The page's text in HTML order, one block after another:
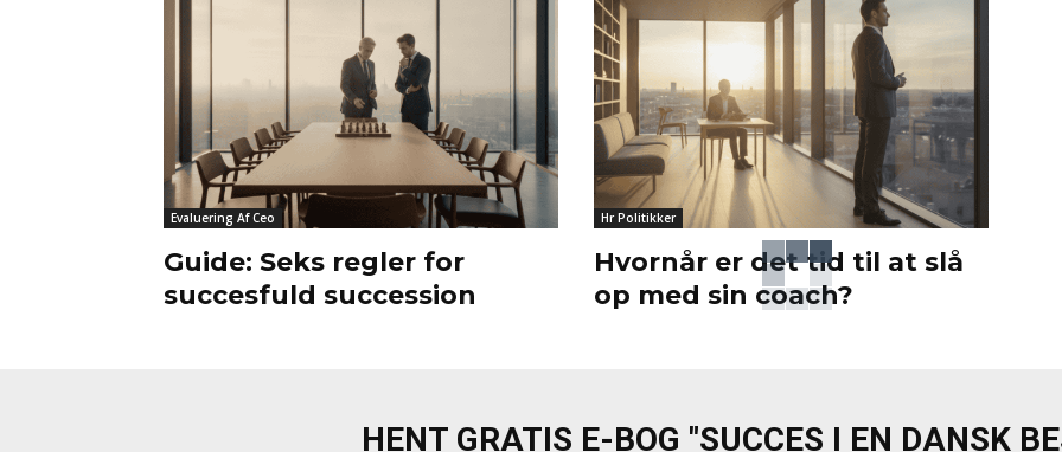
Evaluering Af Ceo
Guide: Seks regler for
succesfuld succession
Hr Politikker
Hvornår er det tid til at slå
op med sin coach?
HENT GRATIS E-BOG "SUCCES I EN DANSK